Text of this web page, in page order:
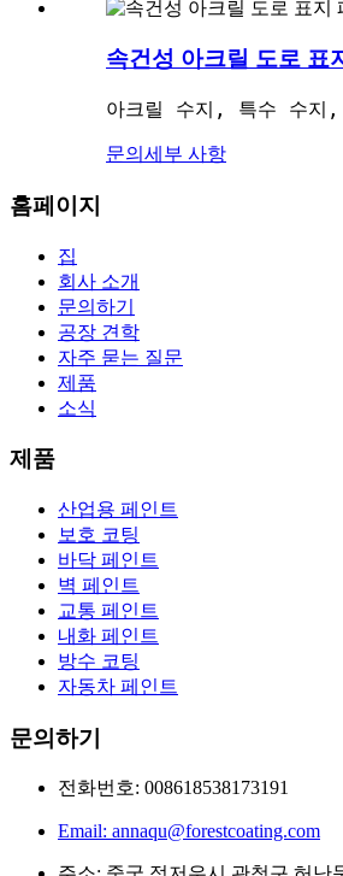
속건성 아크릴 도로 표
아크릴 수지, 특수 수지
문의 세부 사항
홈페이지
집
회사 소개
문의하기
공장 견학
자주 묻는 질문
제품
소식
제품
산업용 페인트
보호 코팅
바닥 페인트
벽 페인트
교통 페인트
내화 페인트
방수 코팅
자동차 페인트
문의하기
전화번호: 008618538173191
Email: annaqu@forestcoating.com